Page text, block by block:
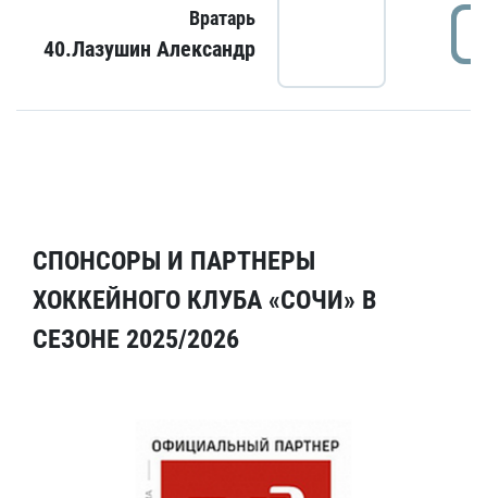
Вратарь
40.Лазушин Александр
СПОНСОРЫ И ПАРТНЕРЫ
ХОККЕЙНОГО КЛУБА «СОЧИ» В
СЕЗОНЕ 2025/2026